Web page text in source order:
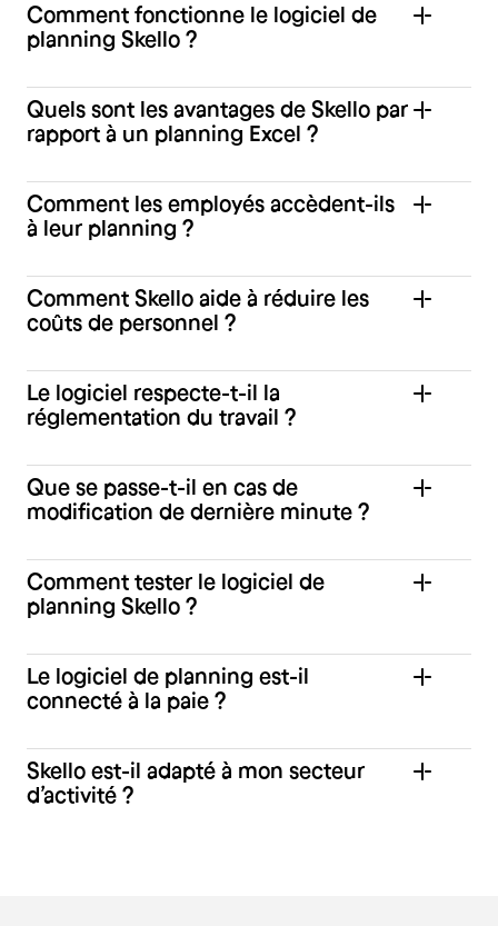
Comment fonctionne le logiciel de
planning Skello ?
Quels sont les avantages de Skello par
rapport à un planning Excel ?
Comment les employés accèdent-ils
à leur planning ?
Comment Skello aide à réduire les
coûts de personnel ?
Le logiciel respecte-t-il la
réglementation du travail ?
Que se passe-t-il en cas de
modification de dernière minute ?
Comment tester le logiciel de
planning Skello ?
Le logiciel de planning est-il
connecté à la paie ?
Skello est-il adapté à mon secteur
d’activité ?